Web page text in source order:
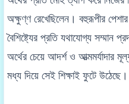
অক্ষুণ্ণ রেখেছিলেন। বহুরূপীর
বৈশিষ্ট্যের প্রতি যথাযোগ্য সম্মান
অর্থের চেয়ে আদর্শ ও আত্মমর্যাদার
মধ্য দিয়ে সেই শিক্ষাই ফুটে উঠেছে।